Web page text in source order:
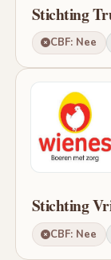
Stichting
CBF: Nee
Stichting
CBF: Nee